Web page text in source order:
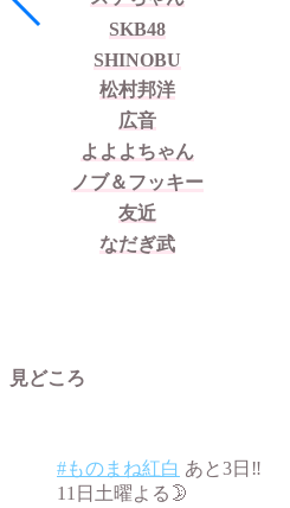
SKB48
SHINOBU
松村邦洋
広音
よよよちゃん
ノブ＆フッキー
友近
なだぎ武
見どころ
#ものまね紅白 あと3日‼️
11日土曜よる🌛